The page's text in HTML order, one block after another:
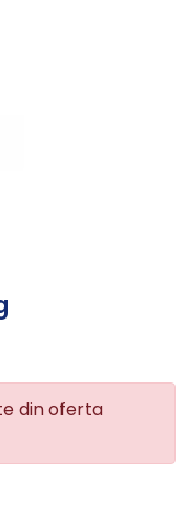
din oferta